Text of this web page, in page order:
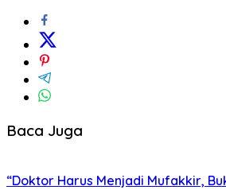
Baca Juga
“Doktor Harus Menjadi Mufakkir,